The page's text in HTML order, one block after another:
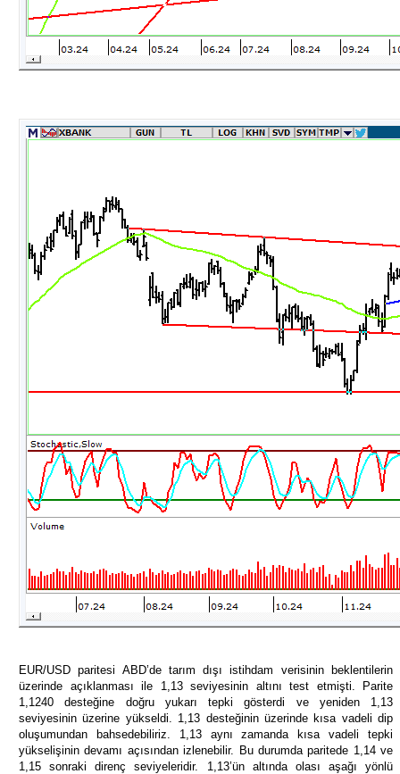
EUR/USD paritesi ABD’de tarım dışı istihdam verisinin beklentilerin
üzerinde açıklanması ile 1,13 seviyesinin altını test etmişti. Parite
1,1240 desteğine doğru yukarı tepki gösterdi ve yeniden 1,13
seviyesinin üzerine yükseldi. 1,13 desteğinin üzerinde kısa vadeli dip
oluşumundan bahsedebiliriz. 1,13 aynı zamanda kısa vadeli tepki
yükselişinin devamı açısından izlenebilir. Bu durumda paritede 1,14 ve
1,15 sonraki direnç seviyeleridir. 1,13’ün altında olası aşağı yönlü